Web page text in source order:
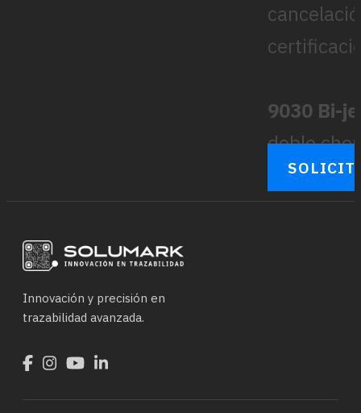
9030 Bi-
doble
Innovación y precisión en
trazabilidad avanzada.